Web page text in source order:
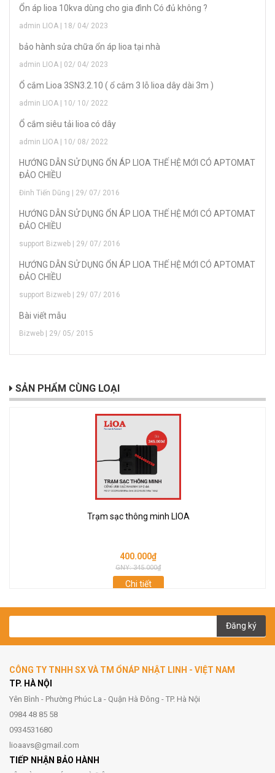
Ổn áp lioa 10kva dùng cho gia đình Có đủ không ?
admin LIOA | 18/ 04/ 2023
bảo hành sửa chữa ổn áp lioa tại nhà
admin LIOA | 02/ 04/ 2023
Ổ cắm Lioa 3SN3.2.10 ( ổ cắm 3 lỗ lioa dây dài 3m )
admin LIOA | 10/ 10/ 2022
Ổ cắm siêu tải lioa có dây
admin LIOA | 10/ 08/ 2022
HƯỚNG DẪN SỬ DỤNG ỔN ÁP LIOA THẾ HỆ MỚI CÓ APTOMAT
ĐẢO CHIỀU
Đinh Tiến Dũng | 29/ 07/ 2016
HƯỚNG DẪN SỬ DỤNG ỔN ÁP LIOA THẾ HỆ MỚI CÓ APTOMAT
ĐẢO CHIỀU
support Bizweb | 29/ 07/ 2016
HƯỚNG DẪN SỬ DỤNG ỔN ÁP LIOA THẾ HỆ MỚI CÓ APTOMAT
ĐẢO CHIỀU
support Bizweb | 29/ 07/ 2016
Bài viết mẫu
Bizweb | 29/ 05/ 2015
SẢN PHẨM CÙNG LOẠI
Trạm sạc thông minh LIOA
400.000₫
GNY: 345.000₫
Chi tiết
Đăng ký
CÔNG TY TNHH SX VÀ TM ỔNÁP NHẬT LINH - VIỆT NAM
TP. HÀ NỘI
Yên Bình - Phường Phúc La - Quận Hà Đông - TP. Hà Nội
0984 48 85 58
0934531680
lioaavs@gmail.com
TIẾP NHẬN BẢO HÀNH